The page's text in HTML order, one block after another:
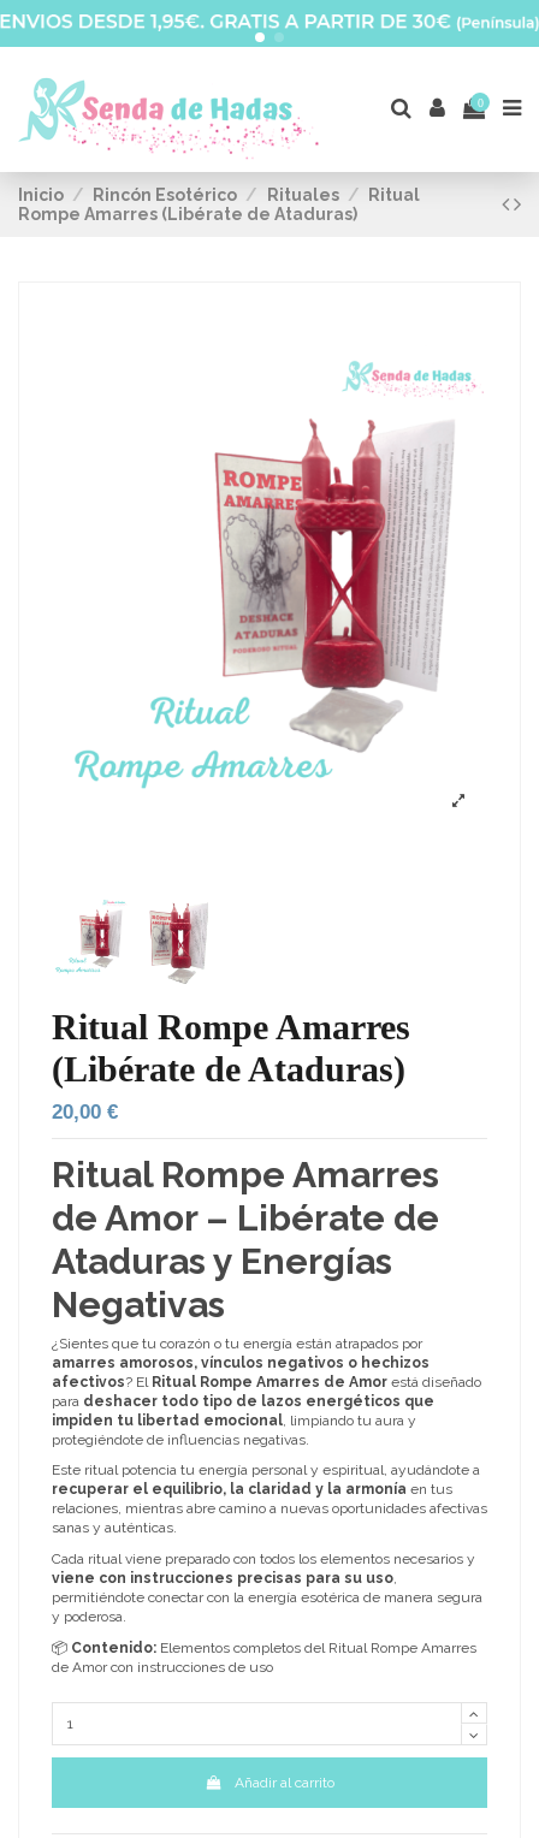
0
Inicio Rincón Esotérico Rituales
Ritual
Rompe Amarres (Libérate de Ataduras)
Ritual Rompe Amarres
(Libérate de Ataduras)
20,00 €
Ritual Rompe Amarres
de Amor – Libérate de
Ataduras y Energías
Negativas
¿Sientes que tu corazón o tu energía están atrapados por
amarres amorosos, vínculos negativos o hechizos
afectivos? El Ritual Rompe Amarres de Amor está diseñado
para deshacer todo tipo de lazos energéticos que
impiden tu libertad emocional , limpiando tu aura y
protegiéndote de influencias negativas.
Este ritual potencia tu energía personal y espiritual, ayudándote a
recuperar el equilibrio, la claridad y la armonía en tus
relaciones, mientras abre camino a nuevas oportunidades afectivas
sanas y auténticas.
Cada ritual viene preparado con todos los elementos necesarios y
viene con instrucciones precisas para su uso,
permitiéndote conectar con la energía esotérica de manera segura
y poderosa.
📦 Contenido: Elementos completos del Ritual Rompe Amarres
de Amor con instrucciones de uso
Añadir al carrito